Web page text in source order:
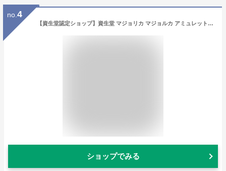
no. 4
【資生堂認定ショップ】資生堂 マジョリカ マジョルカ アミュレットヴェール【フェースパウダー】到着日時指定不可 メール便対応（クリックポスト）
ショップでみる